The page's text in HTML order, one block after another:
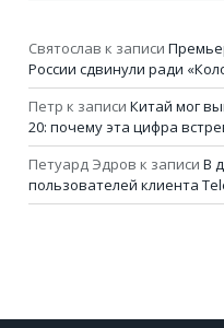
Святослав к записи
России сдвинули ради
Петр к записи Китай мог
20: почему эта цифра
Петуард Эдров к записи В
пользователей клиента